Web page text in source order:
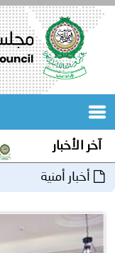
الرئيسية
المكاتب
مؤتمرات
آخر الأخبار بيان
أخبار أمنية